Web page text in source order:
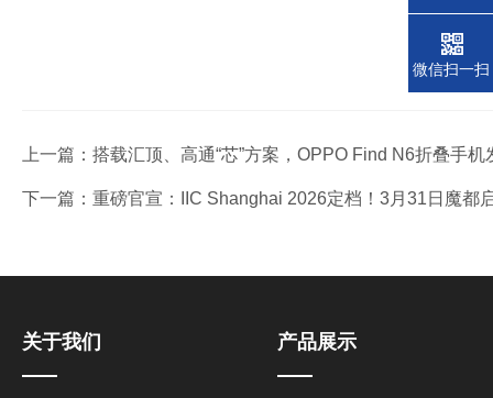
上一篇： 搭载汇顶、高通“芯”方案，OPPO Find N6折叠手
下一篇： 重磅官宣：IIC Shanghai 2026定档！3月31日魔
关于我们 产品展示
微信扫一扫